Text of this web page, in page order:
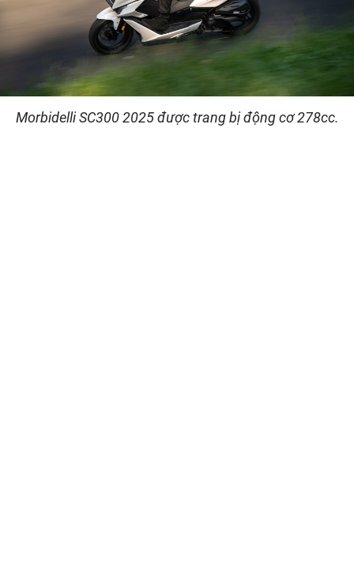
Morbidelli SC300 2025 được trang bị động cơ 278cc.